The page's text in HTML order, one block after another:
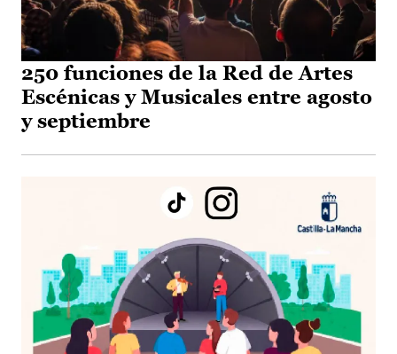
250 funciones de la Red de Artes
Escénicas y Musicales entre agosto
y septiembre